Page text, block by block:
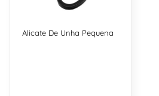
Alicate De Unha Pequena